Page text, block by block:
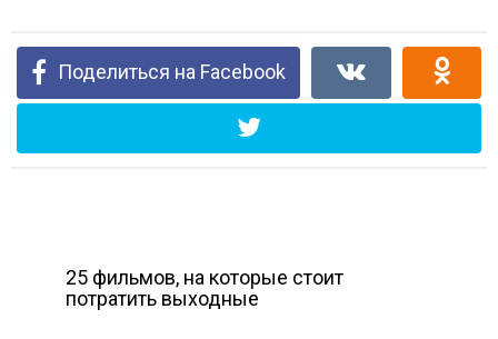
Поделиться на Facebook
25 фильмов, на которые стоит
потратить выходные